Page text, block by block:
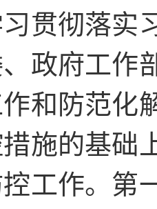
贯彻落实
政府工作
和防范化
施的基础
工作。第